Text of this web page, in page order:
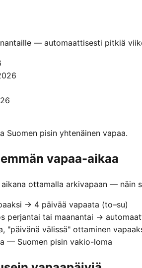
— automaattisesti pitkiä
Suomen pisin yhtenäinen vapaa.
vapaa-aikaa
ottamalla arkivapaan — näin
→ 4 päivää vapaata (to–su)
perjantai tai maanantai →
"päivänä välissä" ottaminen
— Suomen pisin vakio-loma